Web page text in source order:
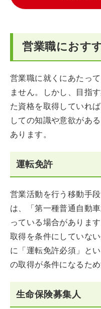
営業職におす
営業職に就くにあたっ
ません。しかし、目指
た資格を取得していれ
しての知識や意欲があ
あります。
運転免許
営業活動を行う移動手
は、「第一種普通自動
っている場合がありま
取得を条件にしていな
に「運転免許必須」と
の取得が条件になるため
生命保険募集人